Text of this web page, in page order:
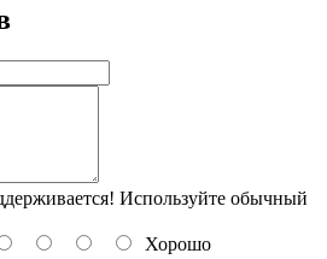
Используйте обычный
Хорошо